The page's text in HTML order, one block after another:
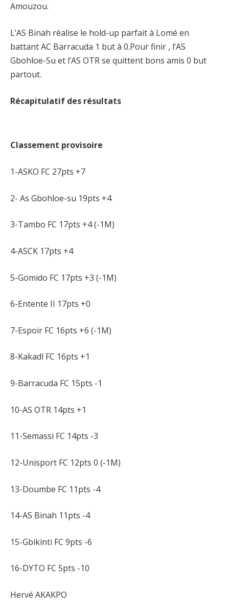
Amouzou.
L’AS Binah réalise le hold-up parfait à Lomé en
battant AC Barracuda 1 but à 0.Pour finir , l’AS
Gbohloe-Su et l’AS OTR se quittent bons amis 0 but
partout.
Récapitulatif des résultats
Classement provisoire
1-ASKO FC 27pts +7
2- As Gbohloe-su 19pts +4
3-Tambo FC 17pts +4 (-1M)
4-ASCK 17pts +4
5-Gomido FC 17pts +3 (-1M)
6-Entente II 17pts +0
7-Espoir FC 16pts +6 (-1M)
8-Kakadl FC 16pts +1
9-Barracuda FC 15pts -1
10-AS OTR 14pts +1
11-Semassi FC 14pts -3
12-Unisport FC 12pts 0 (-1M)
13-Doumbe FC 11pts -4
14-AS Binah 11pts -4
15-Gbikinti FC 9pts -6
16-DYTO FC 5pts -10
Hervé AKAKPO